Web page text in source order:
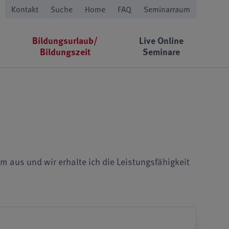
Kontakt Suche Home FAQ Seminarraum
Bildungsurlaub/
Bildungszeit
Live Online
Seminare
aus und wir erhalte ich die Leistungsfähigkeit